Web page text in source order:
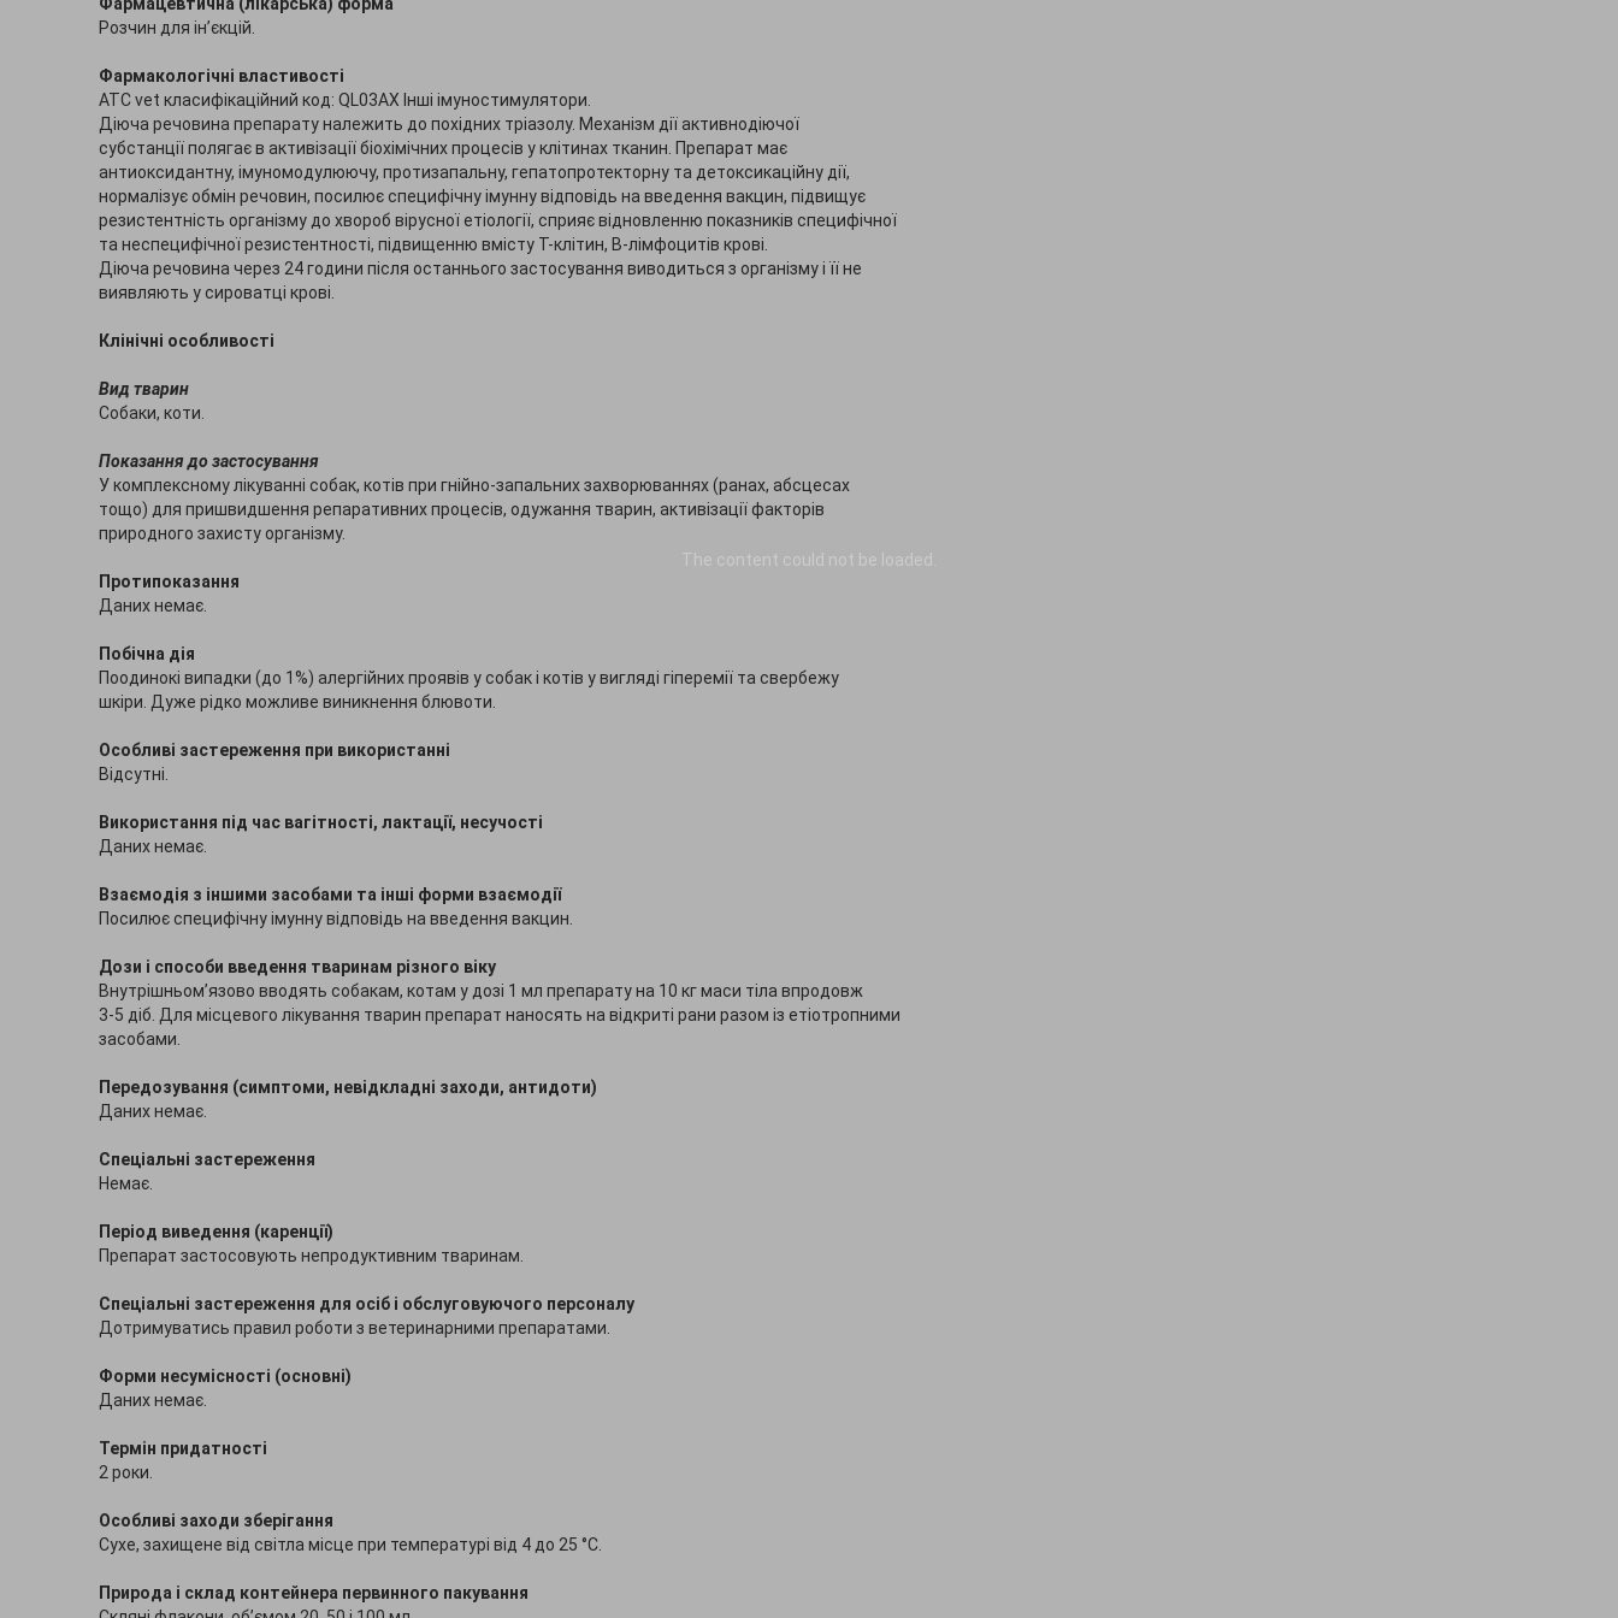
The content could not be loaded.
Розчин для ін’єкцій.
Фармакологічні властивості
ATC vet класифікаційний код: QL03AX Інші імуностимулятори.
Діюча речовина препарату належить до похідних тріазолу. Механізм дії активнодіючої
субстанції полягає в активізації біохімічних процесів у клітинах тканин. Препарат має
антиоксидантну, імуномодулюючу, протизапальну, гепатопротекторну та детоксикаційну дії,
нормалізує обмін речовин, посилює специфічну імунну відповідь на введення вакцин, підвищує
резистентність організму до хвороб вірусної етіології, сприяє відновленню показників специфічної
та неспецифічної резистентності, підвищенню вмісту Т-клітин, В-лімфоцитів крові.
Діюча речовина через 24 години після останнього застосування виводиться з організму і її не
виявляють у сироватці крові.
Клінічні особливості
Вид тварин
Собаки, коти.
Показання до застосування
У комплексному лікуванні собак, котів при гнійно-запальних захворюваннях (ранах, абсцесах
тощо) для пришвидшення репаративних процесів, одужання тварин, активізації факторів
природного захисту організму.
Протипоказання
Даних немає.
Побічна дія
Поодинокі випадки (до 1%) алергійних проявів у собак і котів у вигляді гіперемії та свербежу
шкіри. Дуже рідко можливе виникнення блювоти.
Особливі застереження при використанні
Відсутні.
Використання під час вагітності, лактації, несучості
Даних немає.
Взаємодія з іншими засобами та інші форми взаємодії
Посилює специфічну імунну відповідь на введення вакцин.
Дози і способи введення тваринам різного віку
Внутрішньом’язово вводять собакам, котам у дозі 1 мл препарату на 10 кг маси тіла впродовж
3-5 діб. Для місцевого лікування тварин препарат наносять на відкриті рани разом із етіотропними
засобами.
Передозування (симптоми, невідкладні заходи, антидоти)
Даних немає.
Спеціальні застереження
Немає.
Період виведення (каренції)
Препарат застосовують непродуктивним тваринам.
Спеціальні застереження для осіб і обслуговуючого персоналу
Дотримуватись правил роботи з ветеринарними препаратами.
Форми несумісності (основні)
Даних немає.
Термін придатності
2 роки.
Особливі заходи зберігання
Сухе, захищене від світла місце при температурі від 4 до 25 °С.
Природа і склад контейнера первинного пакування